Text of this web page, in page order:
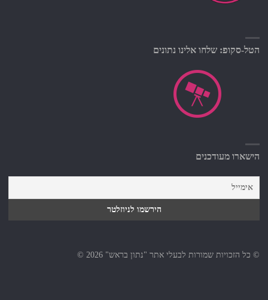
הטל-סקופ: שלחו אלינו נתונים
הישארו מעודכנים
© כל הזכויות שמורות לבעלי אתר "נתון בראש" 2026 ©